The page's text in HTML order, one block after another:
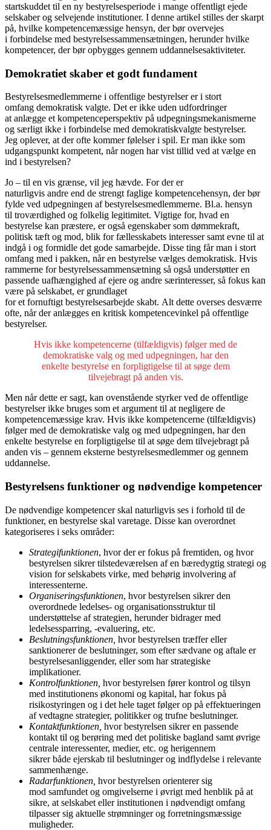
startskuddet til en ny bestyrelsesperiode i mange offentligt ejede
selskaber og selvejende institutioner. I denne artikel stilles der skarpt
på, hvilke kompetencemæssige hensyn, der bør overvejes
i forbindelse med bestyrelsessammensætningen, herunder hvilke
kompetencer, der bør opbygges gennem uddannelsesaktiviteter.
Demokratiet skaber et godt fundament
Bestyrelsesmedlemmerne i offentlige bestyrelser er i stort
omfang demokratisk valgte. Det er ikke uden udfordringer
at anlægge et kompetenceperspektiv på udpegningsmekanismerne
og særligt ikke i forbindelse med demokratiskvalgte bestyrelser.
Jeg oplever, at der ofte kommer følelser i spil. Er man ikke som
udgangspunkt kompetent, når nogen har vist tillid ved at vælge en
ind i bestyrelsen?
Jo – til en vis grænse, vil jeg hævde. For der er
naturligvis andre end de strengt faglige kompetencehensyn, der bør
fylde ved udpegningen af bestyrelsesmedlemmerne. Bl.a. hensyn
til troværdighed og folkelig legitimitet. Vigtige for, hvad en
bestyrelse kan præstere, er også egenskaber som dømmekraft,
politisk tæft og mod, blik for fællesskabets interesser samt evne til at
indgå i og formidle det gode samarbejde. Disse ting får man i stort
omfang med i pakken, når en bestyrelse vælges demokratisk. Hvis
rammerne for bestyrelsessammensætning så også understøtter en
passende uafhængighed af ejere og andre særinteresser, så fokus kan
være på selskabet, er grundlaget
for et fornuftigt bestyrelsesarbejde skabt. Alt dette overses desværre
ofte, når der anlægges en kritisk kompetencevinkel på offentlige
bestyrelser.
Hvis ikke kompetencerne (tilfældigvis) følger med de
demokratiske valg og med udpegningen, har den
enkelte bestyrelse en forpligtigelse til at søge dem
tilvejebragt på anden vis.
Men når dette er sagt, kan ovenstående styrker ved de offentlige
bestyrelser ikke bruges som et argument til at negligere de
kompetencemæssige krav. Hvis ikke kompetencerne (tilfældigvis)
følger med de demokratiske valg og med udpegningen, har den
enkelte bestyrelse en forpligtigelse til at søge dem tilvejebragt på
anden vis – gennem eksterne bestyrelsesmedlemmer og gennem
uddannelse.
Bestyrelsens funktioner og nødvendige kompetencer
De nødvendige kompetencer skal naturligvis ses i forhold til de
funktioner, en bestyrelse skal varetage. Disse kan overordnet
kategoriseres i seks områder:
Strategifunktionen, hvor der er fokus på fremtiden, og hvor
bestyrelsen sikrer tilstedeværelsen af en bæredygtig strategi og
vision for selskabets virke, med behørig involvering af
interessenterne.
Organiseringsfunktionen, hvor bestyrelsen sikrer den
overordnede ledelses- og organisationsstruktur til
understøttelse af strategien, herunder bidrager med
ledelsessparring, -evaluering, etc.
Beslutningsfunktionen, hvor bestyrelsen træffer eller
sanktionerer de beslutninger, som efter sædvane og aftale er
bestyrelsesanliggender, eller som har strategiske
implikationer.
Kontrolfunktionen, hvor bestyrelsen fører kontrol og tilsyn
med institutionens økonomi og kapital, har fokus på
risikostyringen og i det hele taget følger op på effektueringen
af vedtagne strategier, politikker og trufne beslutninger.
Kontaktfunktionen, hvor bestyrelsen sikrer en passende
kontakt til og berøring med det politiske bagland samt øvrige
centrale interessenter, medier, etc. og herigennem
sikrer både ejerskab til beslutninger og indflydelse i relevante
sammenhænge.
Radarfunktionen, hvor bestyrelsen orienterer sig
mod samfundet og omgivelserne i øvrigt med henblik på at
sikre, at selskabet eller institutionen i nødvendigt omfang
tilpasser sig aktuelle strømninger og forretningsmæssige
muligheder.